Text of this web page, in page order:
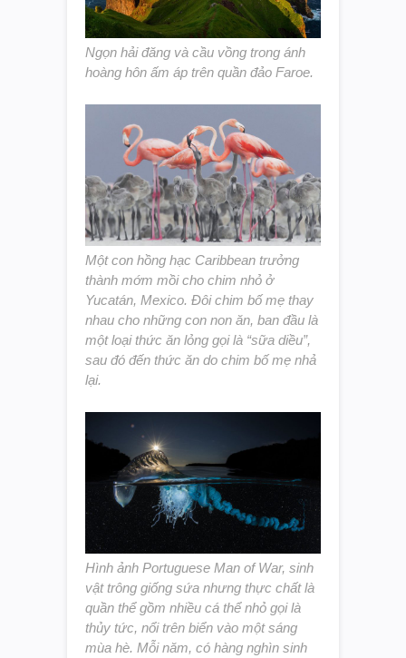
Ngọn hải đăng và cầu vồng trong ánh
hoàng hôn ấm áp trên quần đảo Faroe.
Một con hồng hạc Caribbean trưởng
thành mớm mồi cho chim nhỏ ở
Yucatán, Mexico. Đôi chim bố mẹ thay
nhau cho những con non ăn, ban đầu là
một loại thức ăn lỏng gọi là “sữa diều”,
sau đó đến thức ăn do chim bố mẹ nhả
lại.
Hình ảnh Portuguese Man of War, sinh
vật trông giống sứa nhưng thực chất là
quần thể gồm nhiều cá thể nhỏ gọi là
thủy tức, nổi trên biển vào một sáng
mùa hè. Mỗi năm, có hàng nghìn sinh